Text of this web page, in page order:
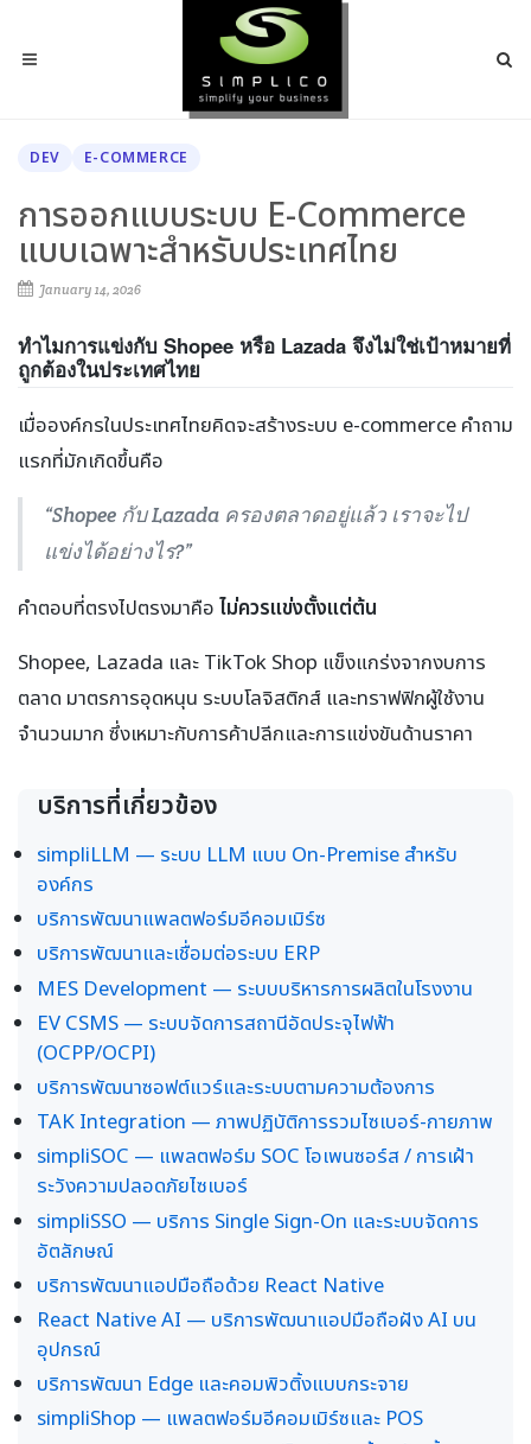
DEV E-COMMERCE
การออกแบบระบบ E-Commerce
แบบเฉพาะสำหรับประเทศไทย
January 14, 2026
ทำไมการแข่งกับ Shopee หรือ Lazada จึงไม่ใช่เป้าหมายที่
ถูกต้องในประเทศไทย
เมื่อองค์กรในประเทศไทยคิดจะสร้างระบบ e-commerce คำถาม
แรกที่มักเกิดขึ้นคือ
“Shopee กับ Lazada ครองตลาดอยู่แล้ว เราจะไป
แข่งได้อย่างไร?”
คำตอบที่ตรงไปตรงมาคือ ไม่ควรแข่งตั้งแต่ต้น
Shopee, Lazada และ TikTok Shop แข็งแกร่งจากงบการ
ตลาด มาตรการอุดหนุน ระบบโลจิสติกส์ และทราฟฟิกผู้ใช้งาน
จำนวนมาก ซึ่งเหมาะกับการค้าปลีกและการแข่งขันด้านราคา
บริการที่เกี่ยวข้อง
simpliLLM — ระบบ LLM แบบ On-Premise สำหรับ
องค์กร
บริการพัฒนาแพลตฟอร์มอีคอมเมิร์ซ
บริการพัฒนาและเชื่อมต่อระบบ ERP
MES Development — ระบบบริหารการผลิตในโรงงาน
EV CSMS — ระบบจัดการสถานีอัดประจุไฟฟ้า
(OCPP/OCPI)
บริการพัฒนาซอฟต์แวร์และระบบตามความต้องการ
TAK Integration — ภาพปฏิบัติการรวมไซเบอร์-กายภาพ
simpliSOC — แพลตฟอร์ม SOC โอเพนซอร์ส / การเฝ้า
ระวังความปลอดภัยไซเบอร์
simpliSSO — บริการ Single Sign-On และระบบจัดการ
อัตลักษณ์
บริการพัฒนาแอปมือถือด้วย React Native
React Native AI — บริการพัฒนาแอปมือถือฝัง AI บน
อุปกรณ์
บริการพัฒนา Edge และคอมพิวติ้งแบบกระจาย
simpliShop — แพลตฟอร์มอีคอมเมิร์ซและ POS